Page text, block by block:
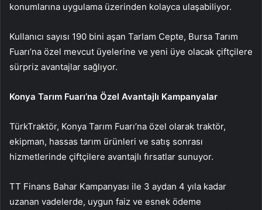
konumlarına uygulama üzerinden kolayca ulaşabiliyor.
Kullanıcı sayısı 190 bini aşan Tarlam Cepte, Bursa Tarım
Fuarı’na özel mevcut üyelerine ve yeni üye olacak çiftçilere
sürpriz avantajlar sağlıyor.
Konya Tarım Fuarı’na Özel Avantajlı Kampanyalar
TürkTraktör, Konya Tarım Fuarı’na özel olarak traktör,
ekipman, hassas tarım ürünleri ve satış sonrası
hizmetlerinde çiftçilere avantajlı fırsatlar sunuyor.
TT Finans Bahar Kampanyası ile 3 aydan 4 yıla kadar
uzanan vadelerde, uygun faiz ve esnek ödeme